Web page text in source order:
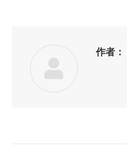
作者：